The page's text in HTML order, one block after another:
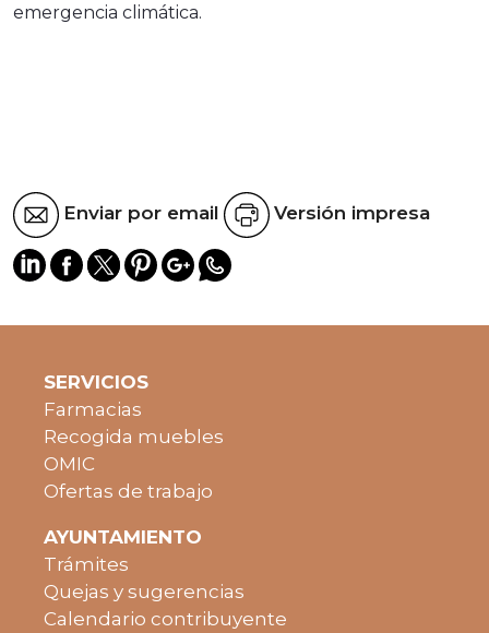
emergencia climática.
Enviar por email Versión impresa
SERVICIOS
Farmacias
Recogida muebles
OMIC
Ofertas de trabajo
AYUNTAMIENTO
Trámites
Quejas y sugerencias
Calendario contribuyente